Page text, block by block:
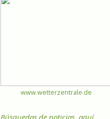
www.wetterzentrale.de
Búsquedas de noticias, aquí